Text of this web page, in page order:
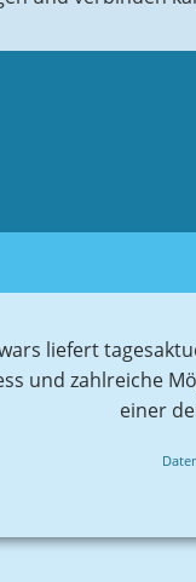
liefert
und zahlreiche
einer